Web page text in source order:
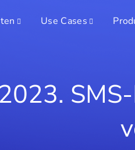
Use Cases